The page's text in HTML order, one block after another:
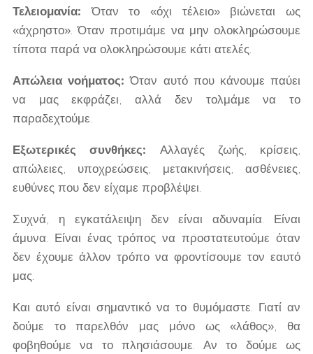
Τελειομανία: Όταν το «όχι τέλειο» βιώνεται ως
«άχρηστο». Όταν προτιμάμε να μην ολοκληρώσουμε
τίποτα παρά να ολοκληρώσουμε κάτι ατελές.
Απώλεια νοήματος: Όταν αυτό που κάνουμε παύει
να μας εκφράζει, αλλά δεν τολμάμε να το
παραδεχτούμε.
Εξωτερικές συνθήκες: Αλλαγές ζωής, κρίσεις,
απώλειες, υποχρεώσεις, μετακινήσεις, ασθένειες,
ευθύνες που δεν είχαμε προβλέψει.
Συχνά, η εγκατάλειψη δεν είναι αδυναμία. Είναι
άμυνα. Είναι ένας τρόπος να προστατευτούμε όταν
δεν έχουμε άλλον τρόπο να φροντίσουμε τον εαυτό
μας.
Και αυτό είναι σημαντικό να το θυμόμαστε. Γιατί αν
δούμε το παρελθόν μας μόνο ως «λάθος», θα
φοβηθούμε να το πλησιάσουμε. Αν το δούμε ως